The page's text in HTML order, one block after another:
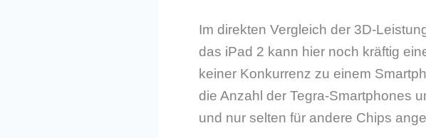
Im direkten Vergleich der 3D-
das iPad 2 kann hier noch kräftig
keiner Konkurrenz zu einem
die Anzahl der Tegra-Smartphones
und nur selten für andere Chips